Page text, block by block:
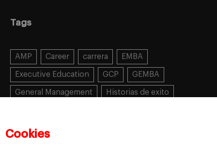
Cookies
Tags
AMP Career carrera EMBA
Executive Education GCP GEMBA
General Management Historias de exito
Mujeres emprendedoras